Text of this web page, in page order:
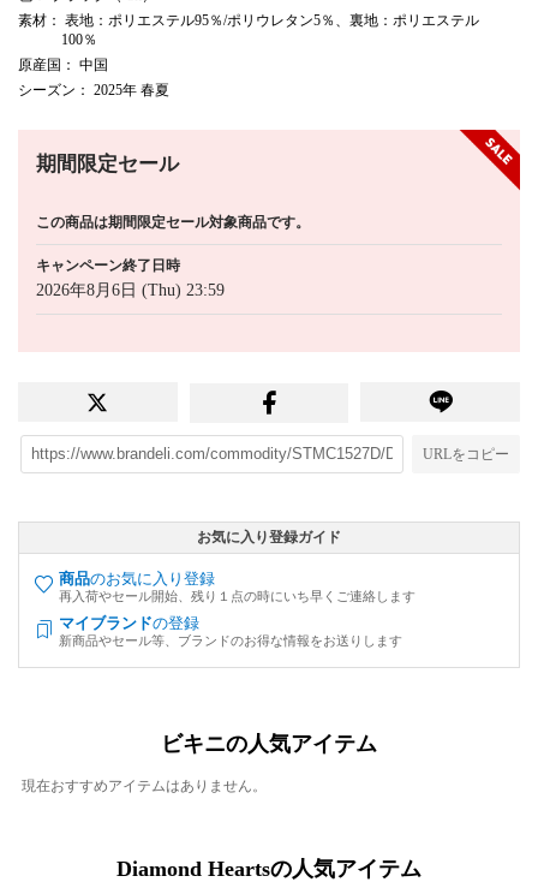
素材 ： 表地：ポリエステル95％/ポリウレタン5％、裏地：ポリエステル
100％
原産国 ： 中国
シーズン ： 2025年 春夏
期間限定セール
この商品は期間限定セール対象商品です。
キャンペーン終了日時
2026年8月6日 (Thu) 23:59
URLをコピー
お気に入り登録ガイド
商品のお気に入り登録
再入荷やセール開始、残り１点の時にいち早くご連絡します
マイブランドの登録
新商品やセール等、ブランドのお得な情報をお送りします
ビキニの人気アイテム
現在おすすめアイテムはありません。
Diamond Heartsの人気アイテム